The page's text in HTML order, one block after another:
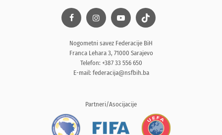
Nogometni savez Federacije BiH
Franca Lehara 3, 71000 Sarajevo
Telefon: +387 33 556 650
E-mail: federacija@nsfbih.ba
Partneri/Asocijacije